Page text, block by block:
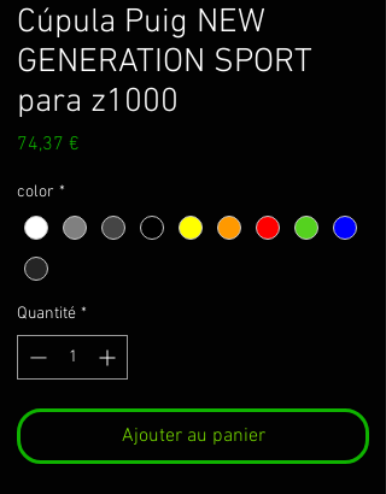
Cúpula Puig NEW
GENERATION SPORT
para z1000
74,37 €
color *
Quantité *
Ajouter au panier